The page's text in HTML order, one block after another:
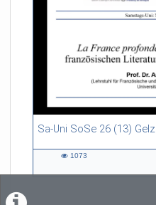
Sa-Uni SoSe 26 (13) Gelz
55:13 duration
1073